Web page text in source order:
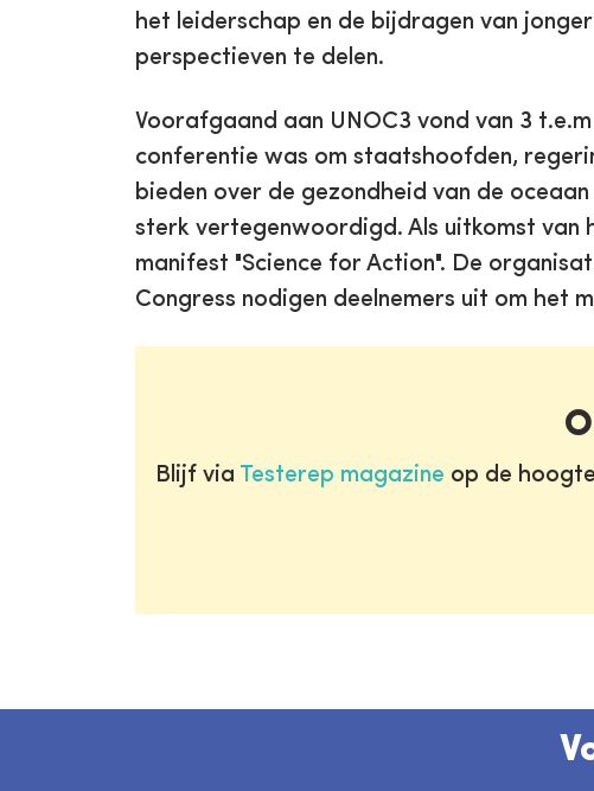
het leiderschap en de bijdragen van
perspectieven te delen.
Voorafgaand aan UNOC3 vond van 3
conferentie was om staatshoofden,
bieden over de gezondheid van de
sterk vertegenwoordigd. Als uitkomst van
manifest "Science for Action". De
Congress nodigen deelnemers uit om het
Blijf via Testerep magazine op de